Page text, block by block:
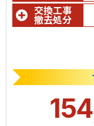
交換工事
撤去処分